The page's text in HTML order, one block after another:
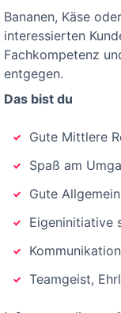
Bananen, Käse
interessierten
Fachkompetenz
entgegen.
Das bist du
Gute Mittlere
Spaß am
Gute
Eigeninitiative
Teamgeist,